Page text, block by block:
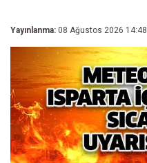
Yayınlanma: 08 Ağustos 2026 14:48